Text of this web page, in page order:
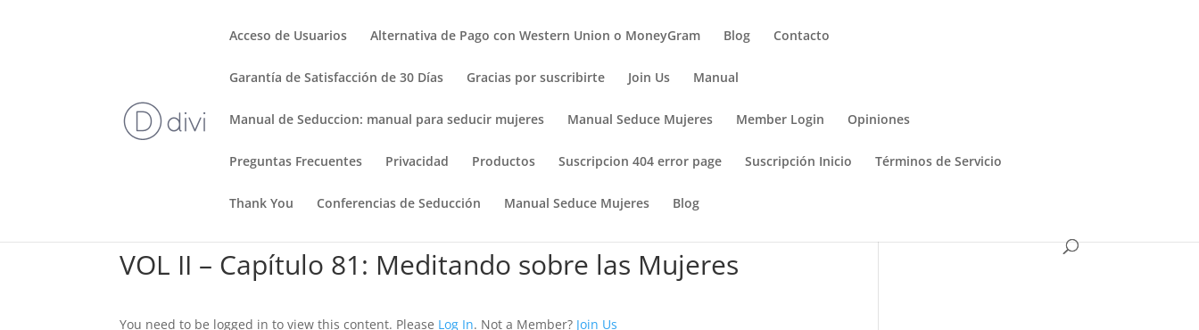
Acceso de Usuarios Alternativa de Pago con Western Union o MoneyGram Blog Contacto
Garantía de Satisfacción de 30 Días Gracias por suscribirte Join Us Manual
Manual de Seduccion: manual para seducir mujeres Manual Seduce Mujeres Member Login Opiniones
Preguntas Frecuentes Privacidad Productos Suscripcion 404 error page Suscripción Inicio Términos de Servicio
Thank You Conferencias de Seducción Manual Seduce Mujeres Blog
VOL II – Capítulo 81: Meditando sobre las Mujeres
You need to be logged in to view this content. Please Log In. Not a Member? Join Us